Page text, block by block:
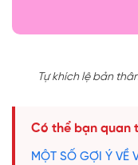
Tự khích lệ bản
Có thể bạn quan
MỘT SỐ GỢI Ý VỀ